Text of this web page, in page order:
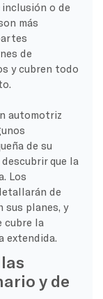
o de
más
de
y cubren todo
automotriz
de su
que la
Los
de
sus planes, y
cubre la
extendida.
y de